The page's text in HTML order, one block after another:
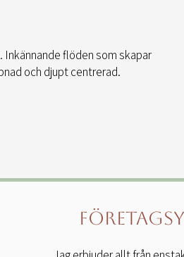
Inkännande flöden som skapar
och djupt centrerad.